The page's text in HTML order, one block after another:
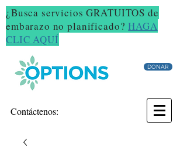
¿Busca servicios GRATUITOS de
embarazo no planificado? HAGA
CLIC AQUÍ
Contáctenos:
DONAR